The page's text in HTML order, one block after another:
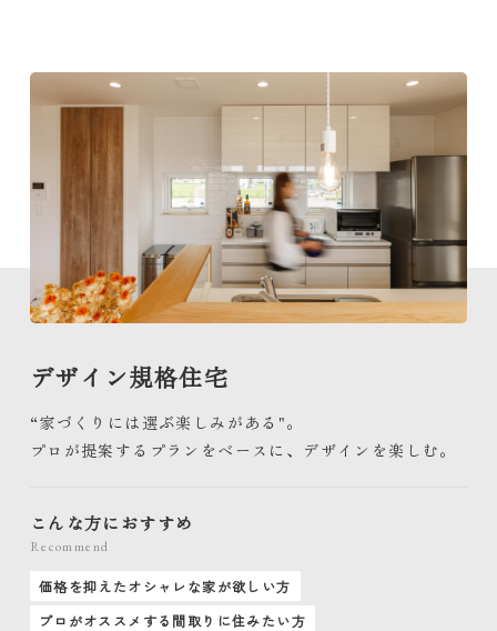
デザイン規格住宅
“家づくりには選ぶ楽しみがある"。
プロが提案するプランをベースに、デザインを楽しむ。
こんな方におすすめ
Recommend
価格を抑えたオシャレな家が欲しい方
プロがオススメする間取りに住みたい方